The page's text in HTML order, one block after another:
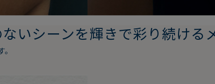
いシーンを輝きで彩り続ける